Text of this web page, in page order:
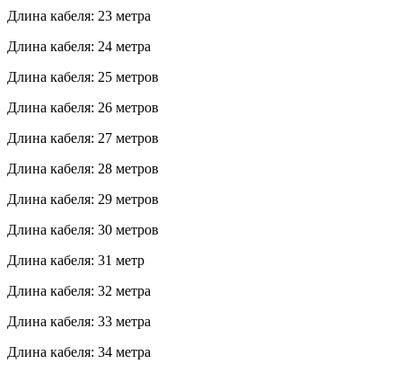
Длина кабеля: 23 метра
Длина кабеля: 24 метра
Длина кабеля: 25 метров
Длина кабеля: 26 метров
Длина кабеля: 27 метров
Длина кабеля: 28 метров
Длина кабеля: 29 метров
Длина кабеля: 30 метров
Длина кабеля: 31 метр
Длина кабеля: 32 метра
Длина кабеля: 33 метра
Длина кабеля: 34 метра